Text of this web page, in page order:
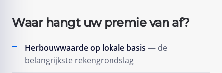
Waar hangt uw premie van af?
Herbouwwaarde op lokale basis — de
belangrijkste rekengrondslag